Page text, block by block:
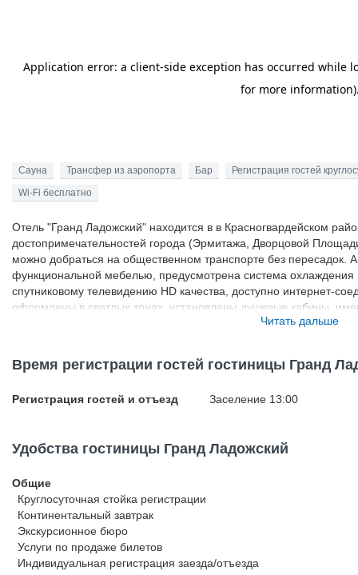
Сауна Трансфер из аэропорта Бар
Регистрация гостей
Wi-Fi бесплатно
Отель "Гранд Ладожский" находится в в Красногвардейском
достопримечательностей города (Эрмитажа, Дворцовой
можно добраться на общественном транспорте без пересадок.
функциональной мебелью, предусмотрена система охлаждения
спутниковому телевидению HD качества, доступно интернет-
оформлены в светлых тонах, установлены душевые кабины,
гигиенических принадлежностей, тапочки. В пределах легкой
Читать дальше
Время регистрации гостей гостиницы Гранд
Регистрация гостей и отъезд Заселение 13:00
Удобства гостиницы Гранд Ладожский
Общие
Круглосуточная стойка регистрации
Континентальный завтрак
Экскурсионное бюро
Услуги по продаже билетов
Индивидуальная регистрация заезда/отъезда